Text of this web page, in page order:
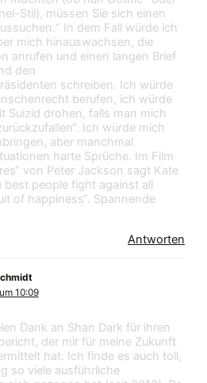
Stil), müssen Sie sich einen
In dem Fall würde ich
mich hinauswachsen, die
anrufen und einen langen Brief
den
schreiben. Ich würde
berufen, ich würde
Suizid drohen, falls man mich
Ich würde mich
aber manchmal
harte Sprüche. Im Film
von Peter Jackson sagt Kate
best people fight against all
of happiness“. Spannende
Antworten
10:09
Dank an Shan Dark für ihren
der mir für meine Zukunft
hat. Ich finde es auch toll,
so viele ausführliche